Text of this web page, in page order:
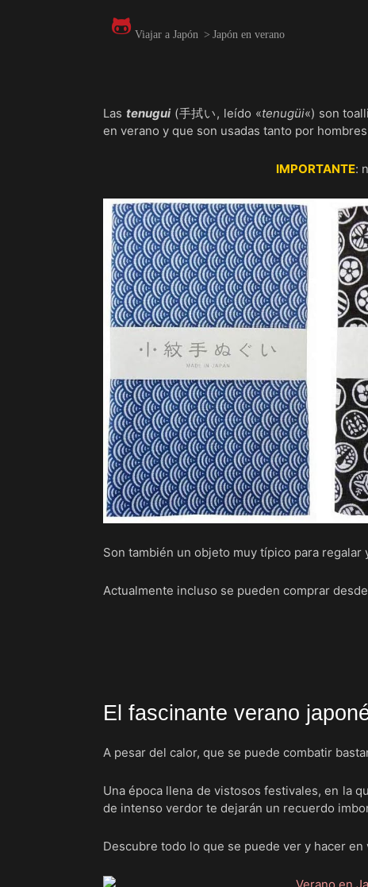
Viajar a Japón > Japón en verano
Las tenugui(手拭い, leído «tenugüi«) son
en verano y que son usadas tanto por
IMPORTANTE:
Son también un objeto muy típico para regalar
Actualmente incluso se pueden comprar
El fascinante verano
A pesar del calor, que se puede combatir
Una época llena de vistosos festivales, en la
de intenso verdor te dejarán un recuerdo
Descubre todo lo que se puede ver y hacer en